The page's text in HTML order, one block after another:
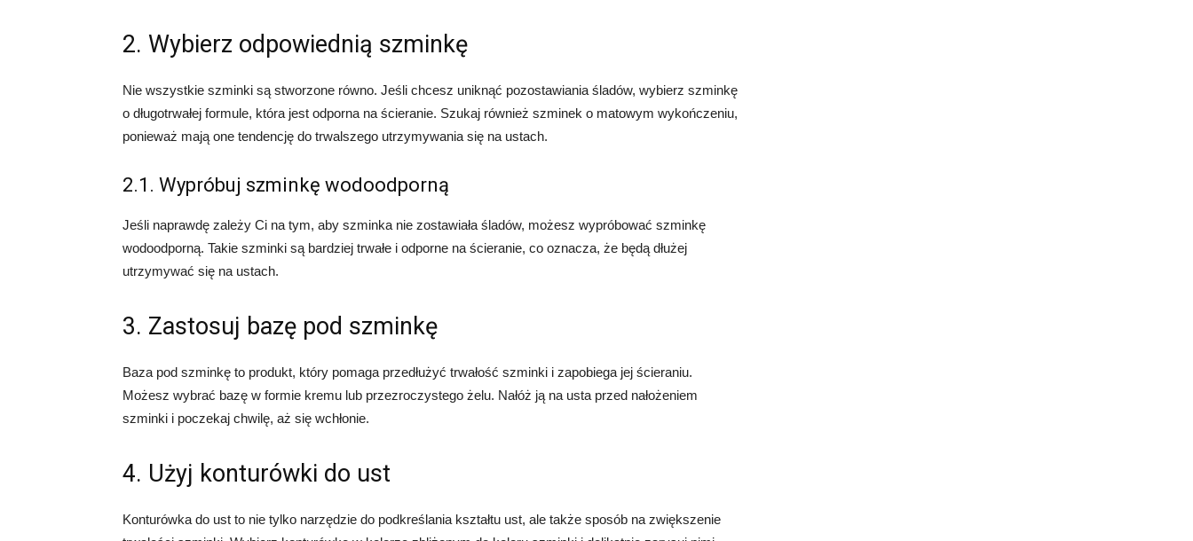
2. Wybierz odpowiednią szminkę
Nie wszystkie szminki są stworzone równo. Jeśli chcesz uniknąć pozostawiania śladów, wybierz szminkę
o długotrwałej formule, która jest odporna na ścieranie. Szukaj również szminek o matowym wykończeniu,
ponieważ mają one tendencję do trwalszego utrzymywania się na ustach.
2.1. Wypróbuj szminkę wodoodporną
Jeśli naprawdę zależy Ci na tym, aby szminka nie zostawiała śladów, możesz wypróbować szminkę
wodoodporną. Takie szminki są bardziej trwałe i odporne na ścieranie, co oznacza, że będą dłużej
utrzymywać się na ustach.
3. Zastosuj bazę pod szminkę
Baza pod szminkę to produkt, który pomaga przedłużyć trwałość szminki i zapobiega jej ścieraniu.
Możesz wybrać bazę w formie kremu lub przezroczystego żelu. Nałóż ją na usta przed nałożeniem
szminki i poczekaj chwilę, aż się wchłonie.
4. Użyj konturówki do ust
Konturówka do ust to nie tylko narzędzie do podkreślania kształtu ust, ale także sposób na zwiększenie